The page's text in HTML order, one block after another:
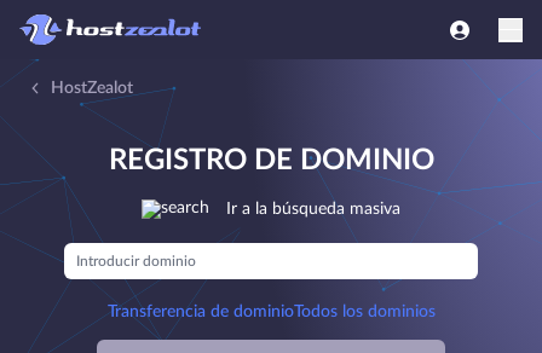
HostZealot
REGISTRO DE DOMINIO
Ir a la búsqueda masiva
Transferencia de dominioTodos los dominios